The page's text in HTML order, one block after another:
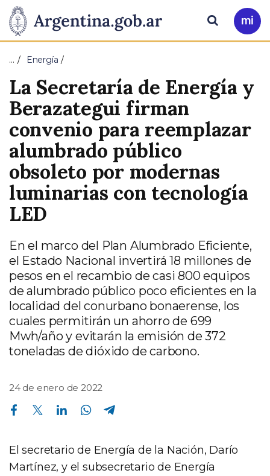
Presidencia
de
la
Nación
Pasar al contenido principal
Ir
a
Buscar
… Energía
La Secretaría de Energía y
Berazategui firman
convenio para reemplazar
alumbrado público
obsoleto por modernas
luminarias con tecnología
LED
En el marco del Plan Alumbrado Eficiente,
el Estado Nacional invertirá 18 millones de
pesos en el recambio de casi 800 equipos
de alumbrado público poco eficientes en la
localidad del conurbano bonaerense, los
cuales permitirán un ahorro de 699
Mwh/año y evitarán la emisión de 372
toneladas de dióxido de carbono.
24 de enero de 2022
Compartir en Facebook Compartir en Twitter Compartir en Linkedin Compartir en Whatsapp
El secretario de Energía de la Nación, Darío
Martínez, y el subsecretario de Energía